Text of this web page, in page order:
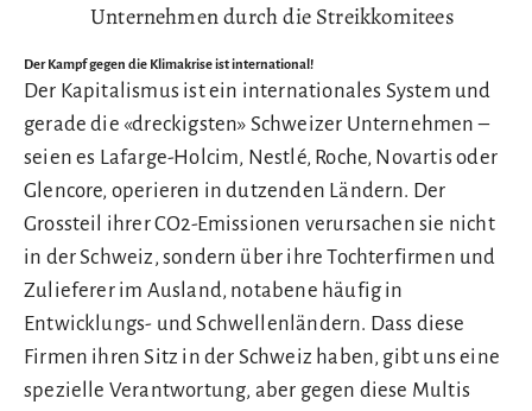
Unternehmen durch die Streikkomitees
Der Kampf gegen die Klimakrise ist international!
Der Kapitalismus ist ein internationales System und
gerade die «dreckigsten» Schweizer Unternehmen –
seien es Lafarge-Holcim, Nestlé, Roche, Novartis oder
Glencore, operieren in dutzenden Ländern. Der
Grossteil ihrer CO2-Emissionen verursachen sie nicht
in der Schweiz, sondern über ihre Tochterfirmen und
Zulieferer im Ausland, notabene häufig in
Entwicklungs- und Schwellenländern. Dass diese
Firmen ihren Sitz in der Schweiz haben, gibt uns eine
spezielle Verantwortung, aber gegen diese Multis